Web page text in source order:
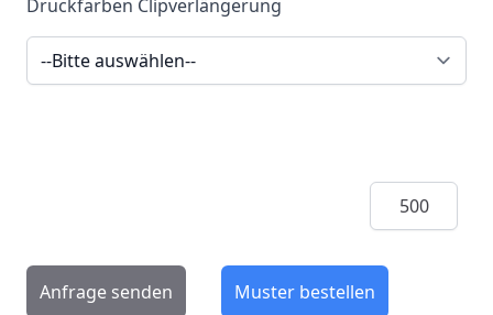
Druckfarben Clipverlängerung
Menge
Anfrage senden Muster bestellen